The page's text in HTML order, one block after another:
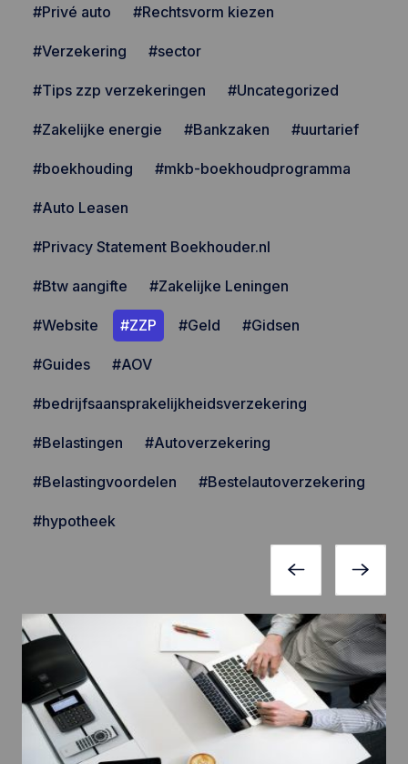
#Privé auto #Rechtsvorm kiezen
#Verzekering #sector
#Tips zzp verzekeringen #Uncategorized
#Zakelijke energie #Bankzaken #uurtarief
#boekhouding #mkb-boekhoudprogramma
#Auto Leasen
#Privacy Statement Boekhouder.nl
#Btw aangifte #Zakelijke Leningen
#Website #ZZP #Geld #Gidsen
#Guides #AOV
#bedrijfsaansprakelijkheidsverzekering
#Belastingen #Autoverzekering
#Belastingvoordelen #Bestelautoverzekering
#hypotheek